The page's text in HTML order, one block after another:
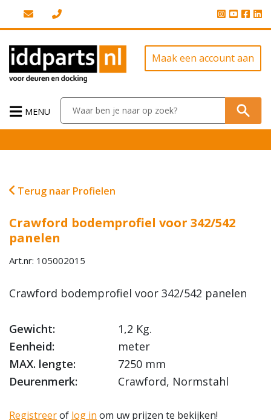
Maak een account aan
MENU
Terug naar Profielen
Crawford bodemprofiel voor 342/542
panelen
Art.nr: 105002015
Crawford bodemprofiel voor 342/542 panelen
Gewicht:
1,2 Kg.
Eenheid:
meter
MAX. lengte:
7250 mm
Deurenmerk:
Crawford, Normstahl
Registreerof log in om uw prijzen te bekijken!